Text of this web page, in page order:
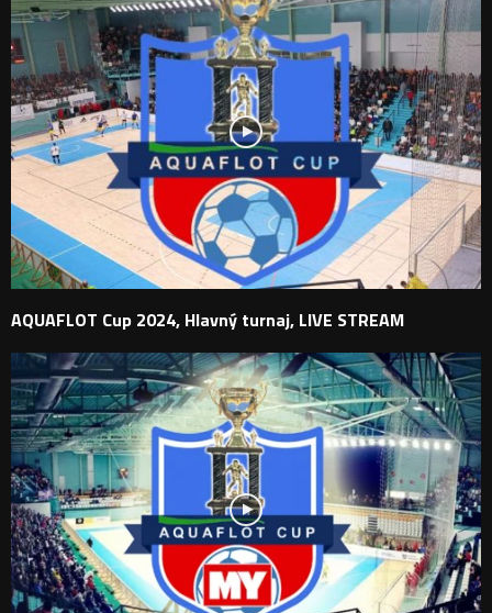
AQUAFLOT Cup 2024, Hlavný turnaj, LIVE STREAM